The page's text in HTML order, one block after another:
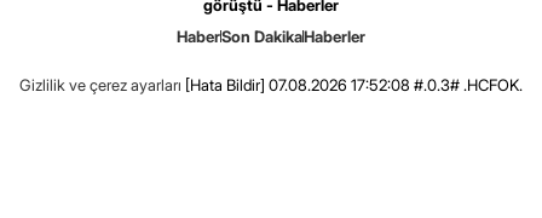
görüştü - Haberler
HaberSon DakikaHaberler
Gizlilik ve çerez ayarları [Hata Bildir] 07.08.2026 17:52:08 #.0.3# .HCFOK.